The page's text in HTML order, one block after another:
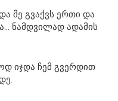
მე გვაქვს ერთი და
ნამდვილად ადამის
იჯდა ჩემ გვერდით